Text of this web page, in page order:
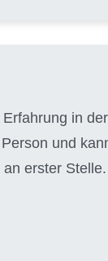
in der
und
erster